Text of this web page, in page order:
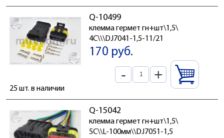
Q-10499
клемма гермет гн+шт\1,5\
4C\\\DJ7041-1,5-11/21
170 руб.
- +
25 шт. в наличии
Q-15042
клемма гермет гн+шт\1,5\
5C\\L-100мм\\DJ7051-1,5